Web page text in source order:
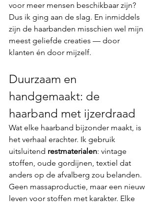
voor meer mensen beschikbaar zijn?
Dus ik ging aan de slag. En inmiddels
zijn de haarbanden misschien wel mijn
meest geliefde creaties — door
klanten én door mijzelf.
Duurzaam en
handgemaakt: de
haarband met ijzerdraad
Wat elke haarband bijzonder maakt, is
het verhaal erachter. Ik gebruik
uitsluitend restmaterialen: vintage
stoffen, oude gordijnen, textiel dat
anders op de afvalberg zou belanden.
Geen massaproductie, maar een nieuw
leven voor stoffen met karakter. Elke